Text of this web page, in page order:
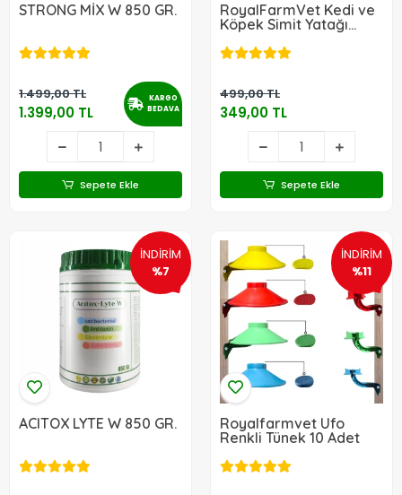
STRONG MİX W 850 GR.
1.499,00 TL
1.399,00 TL
KARGO
BEDAVA
Sepete Ekle
RoyalFarmVet Kedi ve
Köpek Simit Yatağı
Oyuncak
499,00 TL
349,00 TL
Sepete Ekle
İNDİRİM
%7
ACITOX LYTE W 850 GR.
İNDİRİM
%11
Royalfarmvet Ufo
Renkli Tünek 10 Adet